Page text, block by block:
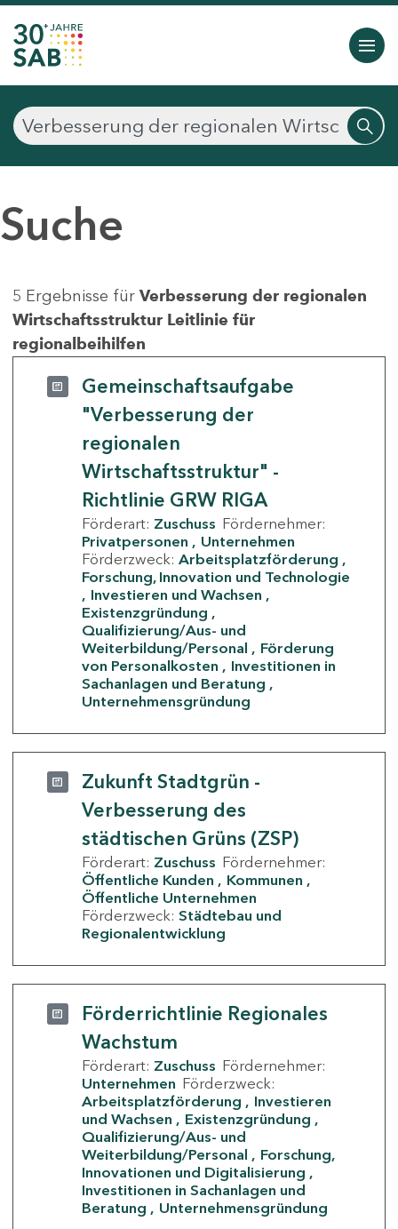
Suche
5 Ergebnisse für Verbesserung der regionalen
Wirtschaftsstruktur Leitlinie für
regionalbeihilfen
Gemeinschaftsaufgabe
"Verbesserung der
regionalen
Wirtschaftsstruktur" -
Richtlinie GRW RIGA
Förderart: Zuschuss Fördernehmer:
Privatpersonen
Unternehmen
Förderzweck: Arbeitsplatzförderung
Forschung, Innovation und Technologie
Investieren und Wachsen
Existenzgründung
Qualifizierung/Aus- und
Weiterbildung/Personal
Förderung
von Personalkosten
Investitionen in
Sachanlagen und Beratung
Unternehmensgründung
Zukunft Stadtgrün -
Verbesserung des
städtischen Grüns (ZSP)
Förderart: Zuschuss Fördernehmer:
Öffentliche Kunden
Kommunen
Öffentliche Unternehmen
Förderzweck: Städtebau und
Regionalentwicklung
Förderrichtlinie Regionales
Wachstum
Förderart: Zuschuss Fördernehmer:
Unternehmen Förderzweck:
Arbeitsplatzförderung
Investieren
und Wachsen
Existenzgründung
Qualifizierung/Aus- und
Weiterbildung/Personal
Forschung,
Innovationen und Digitalisierung
Investitionen in Sachanlagen und
Beratung
Unternehmensgründung